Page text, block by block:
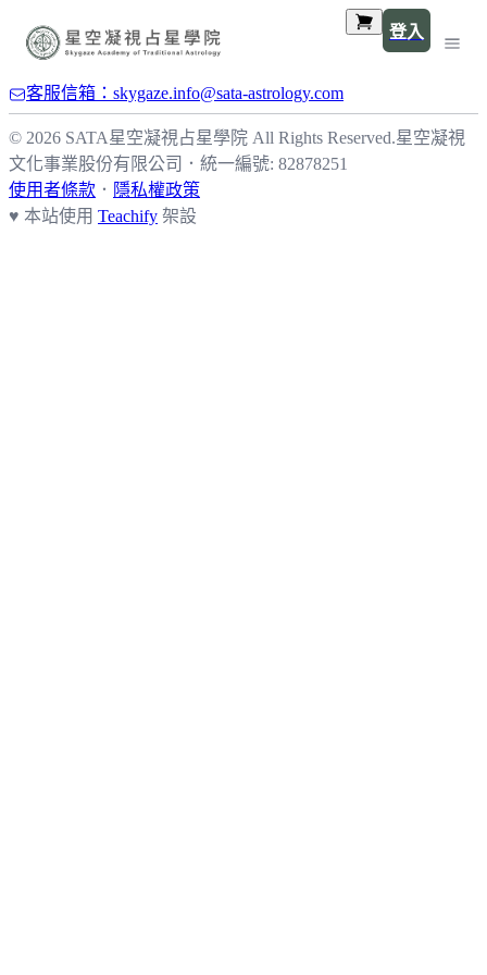
登入
客服信箱：skygaze.info@sata-astrology.com
© 2026 SATA星空凝視占星學院 All Rights Reserved.星空凝視
文化事業股份有限公司
． 統一編號: 82878251
使用者條款 ． 隱私權政策
♥ 本站使用 Teachify 架設